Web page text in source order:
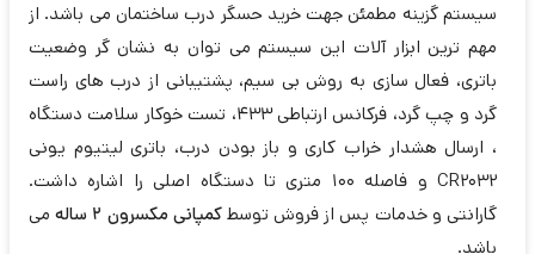
سیستم گزینه مطمئن جهت خرید حسگر درب ساختمان می باشد. از
مهم ترین ابزار آلات این سیستم می توان به نشان گر وضعیت
باتری، فعال سازی به روش بی سیم، پشتیبانی از درب های راست
گرد و چپ گرد، فرکانس ارتباطی 433، تست خوکار سلامت دستگاه
، ارسال هشدار خراب کاری و باز بودن درب، باتری لیتیوم یونی
CR2032 و فاصله 100 متری تا دستگاه اصلی را اشاره داشت.
گارانتی و خدمات پس از فروش توسطکمپانی مکسرون 2 ساله
می
باشد.